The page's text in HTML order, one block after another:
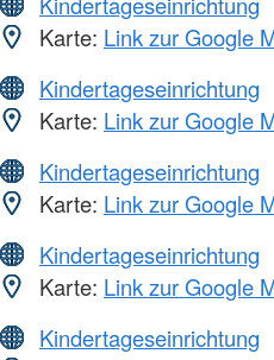
Karte: Link zur Google
Kindertageseinrichtung
Karte: Link zur Google
Kindertageseinrichtung
Karte: Link zur Google
Kindertageseinrichtung
Karte: Link zur Google
Kindertageseinrichtung